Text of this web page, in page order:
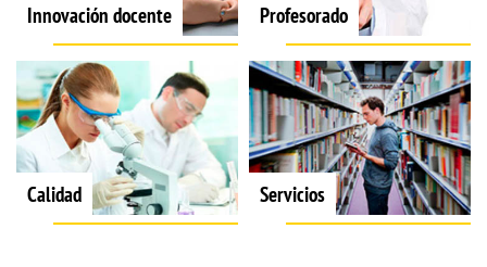
Innovación docente Profesorado
Calidad Servicios